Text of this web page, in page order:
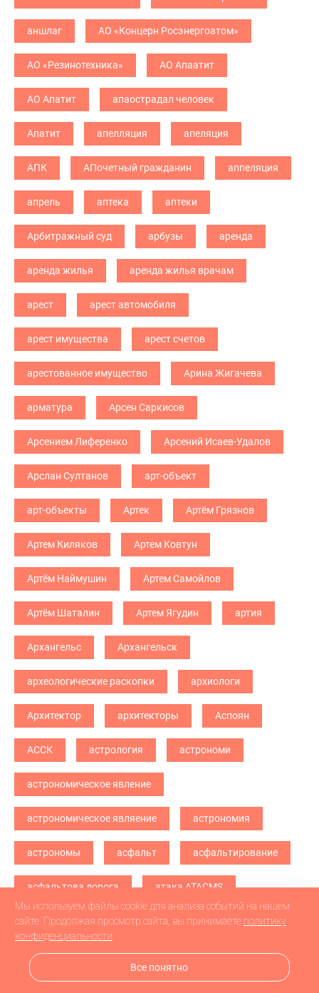
аншлаг АО «Концерн Росэнергоатом»
АО «Резинотехника» АО Апаатит
АО Апатит апаострадал человек
Апатит апелляция апеляция
АПК АПочетный гражданин аппеляция
апрель аптека аптеки
Арбитражный суд арбузы аренда
аренда жилья аренда жилья врачам
арест арест автомобиля
арест имущества арест счетов
арестованное имущество Арина Жигачева
арматура Арсен Саркисов
Арсением Лиференко Арсений Исаев-Удалов
Арслан Султанов арт-объект
арт-объекты Артек Артём Грязнов
Артем Киляков Артем Ковтун
Артём Наймушин Артем Самойлов
Артём Шаталин Артем Ягудин артия
Архангельс Архангельск
археологические раскопки архиологи
Архитектор архитекторы Аспоян
АССК астрология астрономи
астрономическое явление
астрономическое являение астрономия
астрономы асфальт асфальтирование
асфальтова дорога атака ATACMS
атака БПЛА атака дронв атака дронов
атака дронов БПЛА атака дронов\
Мы используем файлы cookie для анализа событий на нашем
сайте. Продолжая просмотр сайта, вы принимаете политику
конфиденциальности
Все понятно